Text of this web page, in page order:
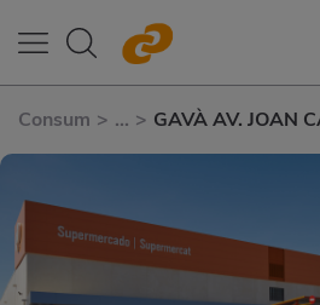
Consum > ... > GAVÀ AV. JOAN